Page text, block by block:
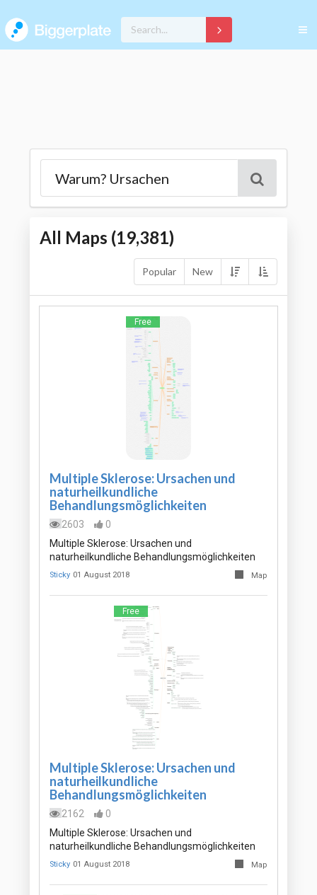
All Maps (19,381)
Popular New
Free
Multiple Sklerose: Ursachen und
naturheilkundliche
Behandlungsmöglichkeiten
2603
0
Multiple Sklerose: Ursachen und
naturheilkundliche Behandlungsmöglichkeiten
Sticky 01 August 2018 Map
Free
Multiple Sklerose: Ursachen und
naturheilkundliche
Behandlungsmöglichkeiten
2162
0
Multiple Sklerose: Ursachen und
naturheilkundliche Behandlungsmöglichkeiten
Sticky 01 August 2018 Map